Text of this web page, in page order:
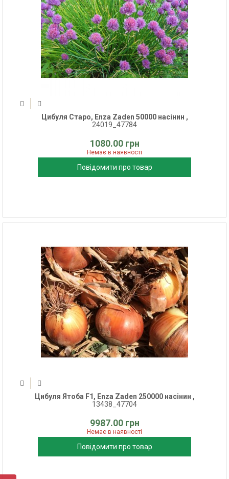
Цибуля Старо, Enza Zaden 50000 насінин ,
24019_47784
1080.00 грн
Немає в наявності
Повідомити про товар
Цибуля Ятоба F1, Enza Zaden 250000 насінин ,
13438_47704
9987.00 грн
Немає в наявності
Повідомити про товар